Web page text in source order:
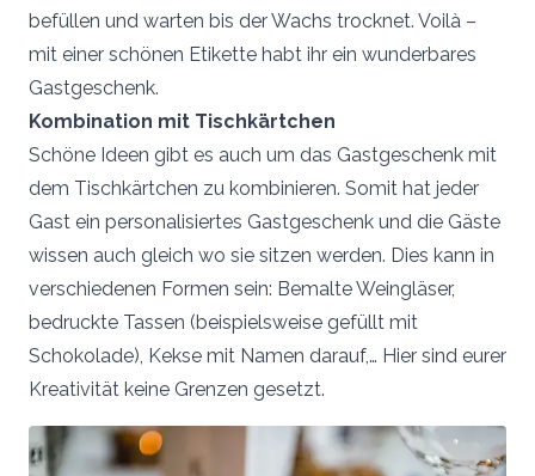
befüllen und warten bis der Wachs trocknet. Voilà –
mit einer schönen Etikette habt ihr ein wunderbares
Gastgeschenk.
Kombination mit Tischkärtchen
Schöne Ideen gibt es auch um das Gastgeschenk mit
dem Tischkärtchen zu kombinieren. Somit hat jeder
Gast ein personalisiertes Gastgeschenk und die Gäste
wissen auch gleich wo sie sitzen werden. Dies kann in
verschiedenen Formen sein: Bemalte Weingläser,
bedruckte Tassen (beispielsweise gefüllt mit
Schokolade), Kekse mit Namen darauf,… Hier sind eurer
Kreativität keine Grenzen gesetzt.